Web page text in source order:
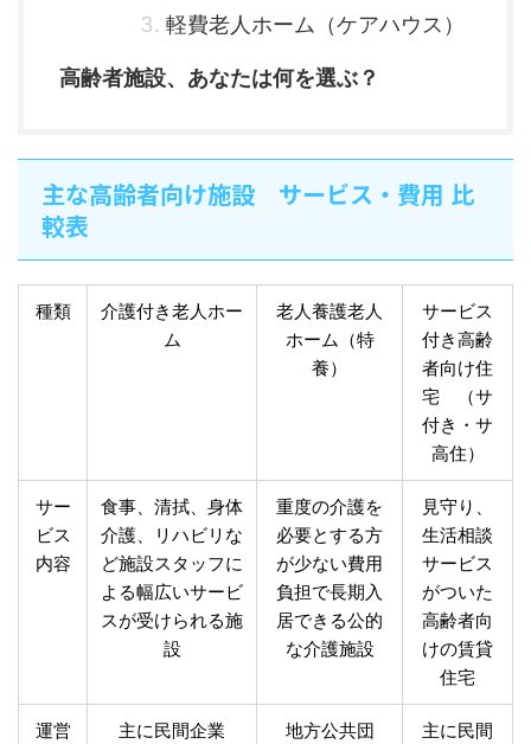
軽費老人ホーム（ケアハウス）
高齢者施設、あなたは何を選ぶ？
主な高齢者向け施設 サービス・費用 比
較表
種類
介護付き老人ホー
ム
老人養護老人
ホーム（特
養）
サービス
付き高齢
者向け住
宅 （サ
付き・サ
高住）
サー
ビス
内容
食事、清拭、身体
介護、リハビリな
ど施設スタッフに
よる幅広いサービ
スが受けられる施
設
重度の介護を
必要とする方
が少ない費用
負担で長期入
居できる公的
な介護施設
見守り、
生活相談
サービス
がついた
高齢者向
けの賃貸
住宅
運営
主に民間企業
地方公共団
主に民間